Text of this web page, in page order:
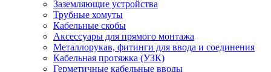
Заземляющие устройства
Трубные хомуты
Кабельные скобы
Аксессуары для прямого монтажа
Металлорукав, фитинги для ввода и соединения
Кабельная протяжка (УЗК)
Герметичные кабельные вводы